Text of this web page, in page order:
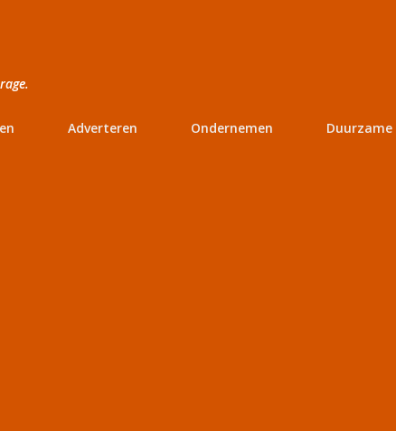
Adverteren Ondernemen Duurzame